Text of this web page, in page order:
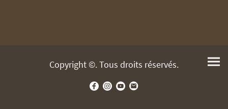
Copyright ©. Tous droits réservés.